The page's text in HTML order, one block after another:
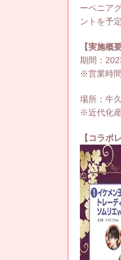
ーベニア
ントを予
【実施概要
期間：
※営業時
場所：牛
※近代化
【コラボ